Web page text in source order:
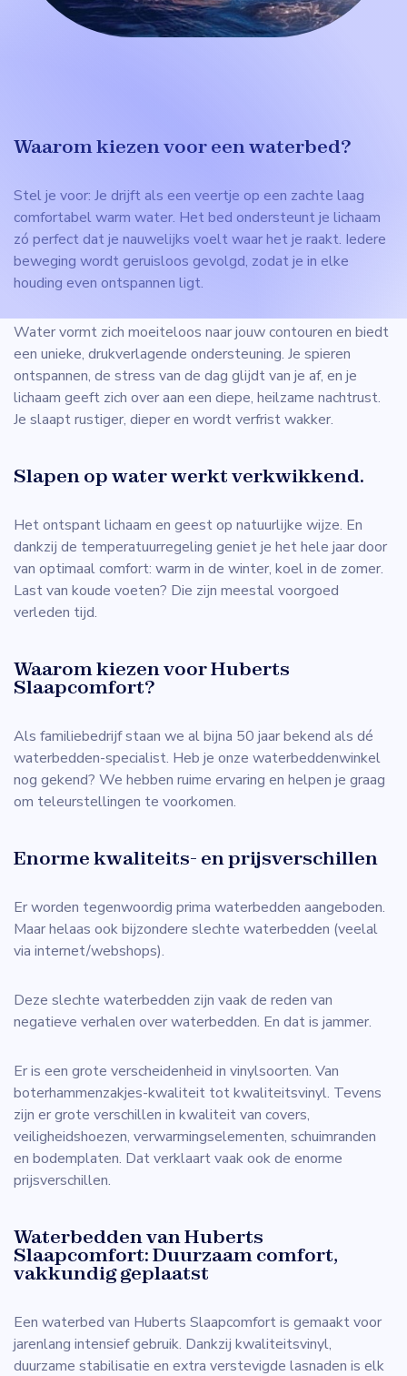
Waarom kiezen voor een waterbed?
Stel je voor: Je drijft als een veertje op een zachte laag
comfortabel warm water. Het bed ondersteunt je lichaam
zó perfect dat je nauwelijks voelt waar het je raakt. Iedere
beweging wordt geruisloos gevolgd, zodat je in elke
houding even ontspannen ligt.
Water vormt zich moeiteloos naar jouw contouren en biedt
een unieke, drukverlagende ondersteuning. Je spieren
ontspannen, de stress van de dag glijdt van je af, en je
lichaam geeft zich over aan een diepe, heilzame nachtrust.
Je slaapt rustiger, dieper en wordt verfrist wakker.
Slapen op water werkt verkwikkend.
Het ontspant lichaam en geest op natuurlijke wijze. En
dankzij de temperatuurregeling geniet je het hele jaar door
van optimaal comfort: warm in de winter, koel in de zomer.
Last van koude voeten? Die zijn meestal voorgoed
verleden tijd.
Waarom kiezen voor Huberts
Slaapcomfort?
Als familiebedrijf staan we al bijna 50 jaar bekend als dé
waterbedden-specialist. Heb je onze waterbeddenwinkel
nog gekend? We hebben ruime ervaring en helpen je graag
om teleurstellingen te voorkomen.
Enorme kwaliteits- en prijsverschillen
Er worden tegenwoordig prima waterbedden aangeboden.
Maar helaas ook bijzondere slechte waterbedden (veelal
via internet/webshops).
Deze slechte waterbedden zijn vaak de reden van
negatieve verhalen over waterbedden. En dat is jammer.
Er is een grote verscheidenheid in vinylsoorten. Van
boterhammenzakjes-kwaliteit tot kwaliteitsvinyl. Tevens
zijn er grote verschillen in kwaliteit van covers,
veiligheidshoezen, verwarmingselementen, schuimranden
en bodemplaten. Dat verklaart vaak ook de enorme
prijsverschillen.
Waterbedden van Huberts
Slaapcomfort: Duurzaam comfort,
vakkundig geplaatst
Een waterbed van Huberts Slaapcomfort is gemaakt voor
jarenlang intensief gebruik. Dankzij kwaliteitsvinyl,
duurzame stabilisatie en extra verstevigde lasnaden is elk